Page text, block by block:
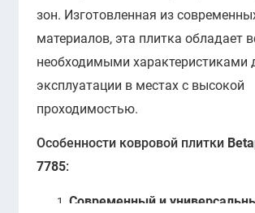
зон. Изготовленная из
материалов, эта плитка обладает
необходимыми характеристиками
эксплуатации в местах с высокой
проходимостью.
Особенности ковровой плитки
7785:
Современный и